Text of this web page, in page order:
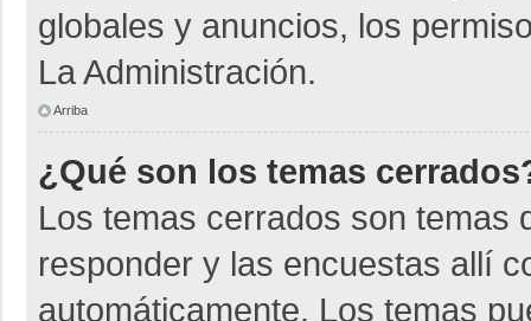
globales y anuncios, los
La Administración.
Arriba
¿Qué son los temas
Los temas cerrados son temas
responder y las encuestas allí
automáticamente. Los temas